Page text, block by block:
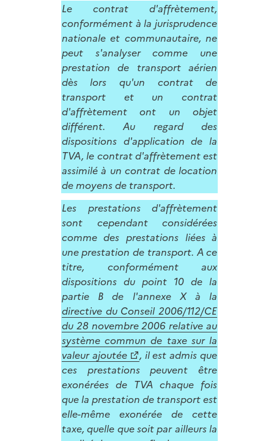
Le contrat d'affrètement,
conformément à la jurisprudence
nationale et communautaire, ne
peut s'analyser comme une
prestation de transport aérien
dès lors qu'un contrat de
transport et un contrat
d'affrètement ont un objet
différent. Au regard des
dispositions d'application de la
TVA, le contrat d'affrètement est
assimilé à un contrat de location
de moyens de transport.
Les prestations d'affrètement
sont cependant considérées
comme des prestations liées à
une prestation de transport. A ce
titre, conformément aux
dispositions du point 10 de la
partie B de l'annexe X à la
directive du Conseil 2006/112/CE
du 28 novembre 2006 relative au
système commun de taxe sur la
valeur ajoutée
, il est admis que
ces prestations peuvent être
exonérées de TVA chaque fois
que la prestation de transport est
elle-même exonérée de cette
taxe, quelle que soit par ailleurs la